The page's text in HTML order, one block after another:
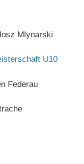
Mlynarski
U10
Federau